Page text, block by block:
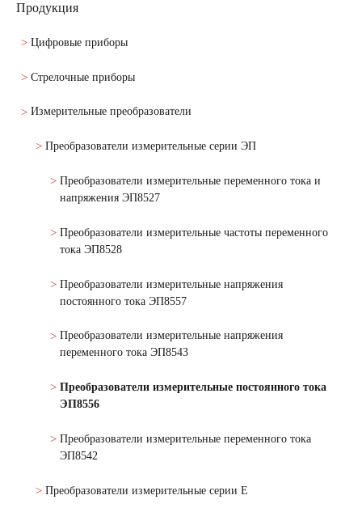
Продукция
Цифровые приборы
Стрелочные приборы
Измерительные преобразователи
Преобразователи измерительные серии ЭП
Преобразователи измерительные переменного тока и
напряжения ЭП8527
Преобразователи измерительные частоты переменного
тока ЭП8528
Преобразователи измерительные напряжения
постоянного тока ЭП8557
Преобразователи измерительные напряжения
переменного тока ЭП8543
Преобразователи измерительные постоянного тока
ЭП8556
Преобразователи измерительные переменного тока
ЭП8542
Преобразователи измерительные серии Е